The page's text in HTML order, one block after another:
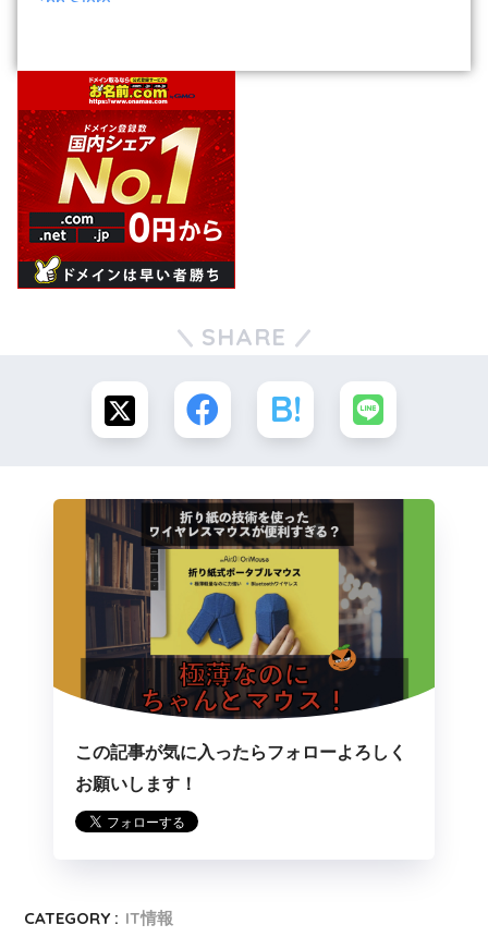
SHARE
この記事が気に入ったらフォローよろしく
お願いします！
CATEGORY : IT情報